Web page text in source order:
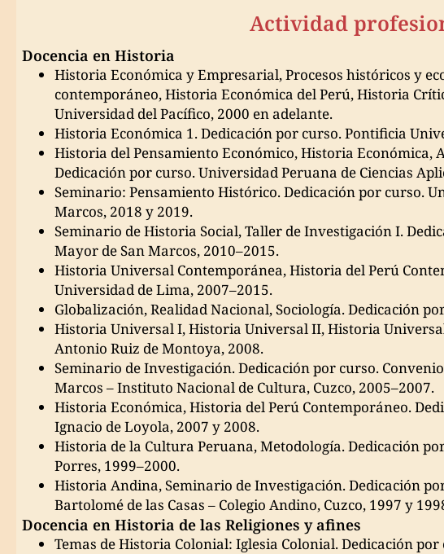
Actividad
Docencia en Historia
Historia Económica y Empresarial, Procesos históricos y
contemporáneo, Historia Económica del Perú, Historia
Universidad del Pacífico, 2000 en adelante.
Historia Económica 1. Dedicación por curso. Pontificia
Historia del Pensamiento Económico, Historia Económica,
Dedicación por curso. Universidad Peruana de Ciencias
Seminario: Pensamiento Histórico. Dedicación por curso.
Marcos, 2018 y 2019.
Seminario de Historia Social, Taller de Investigación I.
Mayor de San Marcos, 2010–2015.
Historia Universal Contemporánea, Historia del Perú
Universidad de Lima, 2007–2015.
Globalización, Realidad Nacional, Sociología. Dedicación
Historia Universal I, Historia Universal II, Historia
Antonio Ruiz de Montoya, 2008.
Seminario de Investigación. Dedicación por curso.
Marcos – Instituto Nacional de Cultura, Cuzco, 2005–2007.
Historia Económica, Historia del Perú Contemporáneo.
Ignacio de Loyola, 2007 y 2008.
Historia de la Cultura Peruana, Metodología. Dedicación
Porres, 1999–2000.
Historia Andina, Seminario de Investigación. Dedicación
Bartolomé de las Casas – Colegio Andino, Cuzco, 1997 y
Docencia en Historia de las Religiones y afines
Temas de Historia Colonial: Iglesia Colonial. Dedicación